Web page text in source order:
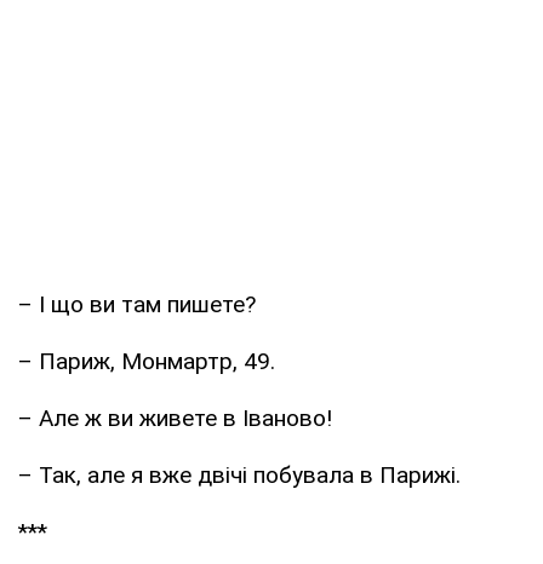
– І що ви там пишете?
– Париж, Монмартр, 49.
– Але ж ви живете в Іваново!
– Так, але я вже двічі побувала в Парижі.
***